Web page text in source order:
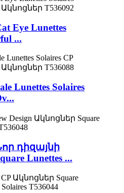
Eye Lunettes
...
Lunettes Solaires
դիզայնի
Lunettes ...